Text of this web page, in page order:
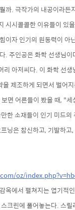
까. 극작가의 내공이라든
시시콜콜한 이유들이 있
이자 인기의 원동력이 아
. 주인공은 화학 선생님
리 아저씨다. 이 화학 선
제조하게 되면서 벌어
면 어른들이 봤을 때, "
한 소재들이 인기 미드
닝은 참신하고, 기발하고
oz/
옥에서 펼쳐지는 엽기적
크린에 풀어놓는다. 스